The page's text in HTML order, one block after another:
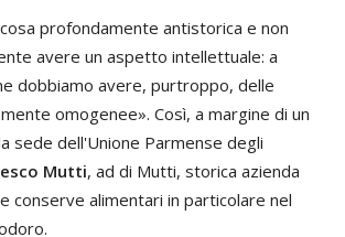
profondamente antistorica e non
avere un aspetto intellettuale: a
dobbiamo avere, purtroppo, delle
omogenee». Così, a margine di un
sede dell'Unione Parmense degli
Mutti, ad di Mutti, storica azienda
conserve alimentari in particolare nel